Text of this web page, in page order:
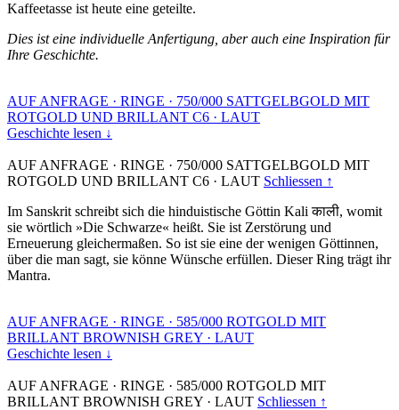
Kaffeetasse ist heute eine geteilte.
Dies ist eine individuelle Anfertigung, aber auch eine Inspiration für
Ihre Geschichte.
AUF ANFRAGE · RINGE · 750/000 SATTGELBGOLD MIT
ROTGOLD UND BRILLANT C6 · LAUT
Geschichte lesen ↓
AUF ANFRAGE · RINGE · 750/000 SATTGELBGOLD MIT
ROTGOLD UND BRILLANT C6 · LAUT Schliessen ↑
Im Sanskrit schreibt sich die hinduistische Göttin Kali काली, womit
sie wörtlich »Die Schwarze« heißt. Sie ist Zerstörung und
Erneuerung gleichermaßen. So ist sie eine der wenigen Göttinnen,
über die man sagt, sie könne Wünsche erfüllen. Dieser Ring trägt ihr
Mantra.
AUF ANFRAGE · RINGE · 585/000 ROTGOLD MIT
BRILLANT BROWNISH GREY · LAUT
Geschichte lesen ↓
AUF ANFRAGE · RINGE · 585/000 ROTGOLD MIT
BRILLANT BROWNISH GREY · LAUT Schliessen ↑